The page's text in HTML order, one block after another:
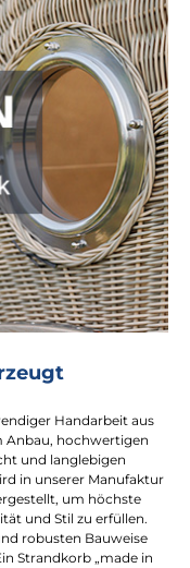
Handarbeit aus
Anbau, hochwertigen
und langlebigen
in unserer Manufaktur
um höchste
und Stil zu erfüllen.
robusten Bauweise
Strandkorb „made in